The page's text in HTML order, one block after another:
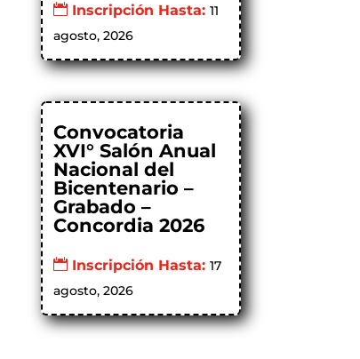
Inscripción Hasta:11
agosto, 2026
Convocatoria
XVI° Salón Anual
Nacional del
Bicentenario –
Grabado –
Concordia 2026
Inscripción Hasta:17
agosto, 2026